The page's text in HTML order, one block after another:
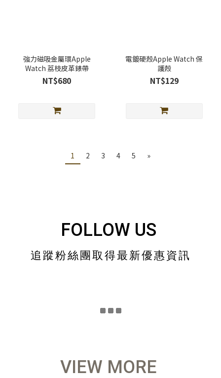
強力磁吸金屬環Apple
Watch 荔枝皮革錶帶
NT$680
電鍍硬殼Apple Watch 保
護殼
NT$129
1 2 3 4 5 »
FOLLOW US
追蹤粉絲團取得最新優惠資訊
VIEW MORE